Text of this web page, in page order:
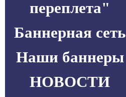
переплета"
Баннерная сеть
Наши баннеры
НОВОСТИ